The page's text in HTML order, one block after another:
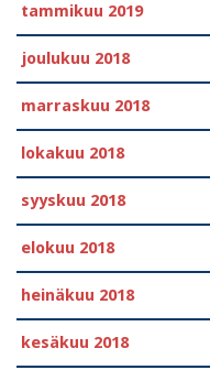
tammikuu 2019
joulukuu 2018
marraskuu 2018
lokakuu 2018
syyskuu 2018
elokuu 2018
heinäkuu 2018
kesäkuu 2018